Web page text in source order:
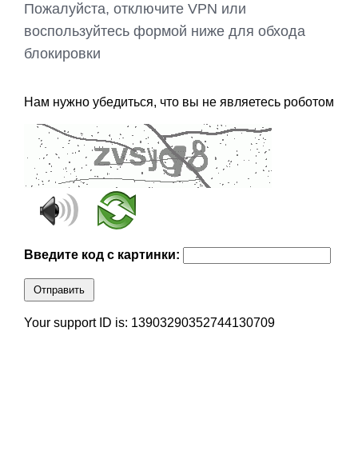
Пожалуйста, отключите VPN или
воспользуйтесь формой ниже для обхода
блокировки
Нам нужно убедиться, что вы не являетесь роботом
Введите код с картинки:
Отправить
Your support ID is: 13903290352744130709